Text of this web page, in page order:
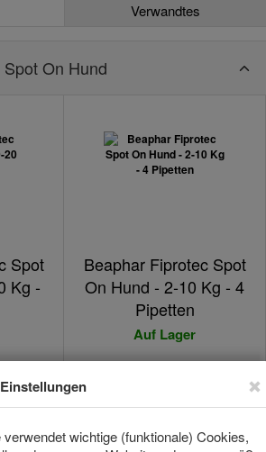
Verwandtes
On Hund
Spot
Kg -
Beaphar Fiprotec Spot
On Hund - 2-10 Kg - 4
Pipetten
Auf Lager
Jezt kaufen